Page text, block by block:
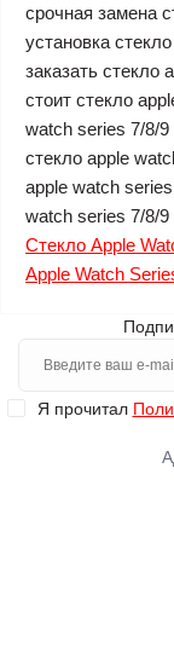
срочная замена
установка
заказать стекло
стоит стекло
watch series 7/8/9
стекло apple
apple watch
watch series 7/8/
Стекло Apple
Apple Watch
Я прочитал